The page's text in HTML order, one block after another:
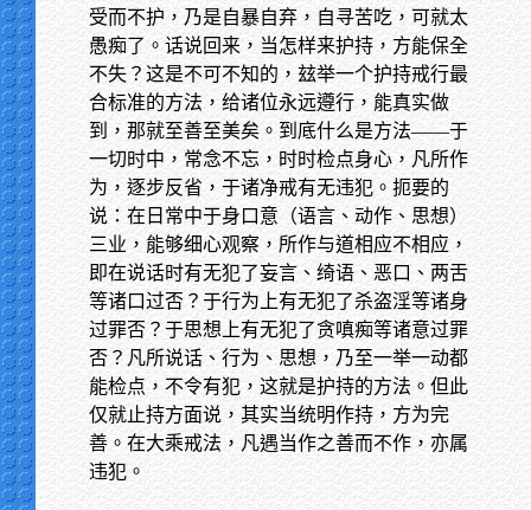
受而不护，乃是自暴自弃，自寻苦吃，可就太
愚痴了。话说回来，当怎样来护持，方能保全
不失？这是不可不知的，玆举一个护持戒行最
合标准的方法，给诸位永远遵行，能真实做
到，那就至善至美矣。到底什么是方法——于
一切时中，常念不忘，时时检点身心，凡所作
为，逐步反省，于诸净戒有无违犯。扼要的
说：在日常中于身口意（语言、动作、思想）
三业，能够细心观察，所作与道相应不相应，
即在说话时有无犯了妄言、绮语、恶口、两舌
等诸口过否？于行为上有无犯了杀盗淫等诸身
过罪否？于思想上有无犯了贪嗔痴等诸意过罪
否？凡所说话、行为、思想，乃至一举一动都
能检点，不令有犯，这就是护持的方法。但此
仅就止持方面说，其实当统明作持，方为完
善。在大乘戒法，凡遇当作之善而不作，亦属
违犯。